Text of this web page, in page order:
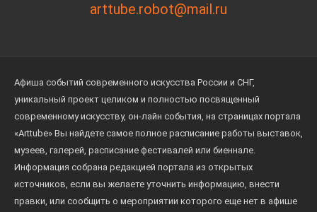
arttube.robot@mail.ru
Афиша событий современного искусства России и СНГ,
уникальный проект целиком и полностью посвященный
современному искусству, он-лайн события, на страницах портала
«Arttube» Вы найдете самое полное расписание работы выставок,
музеев, галерей, расписание фестивалей или биеннале.
Информация собрана редакцией портала из открытых
источников, если вы желаете уточнить информацию, внести
правки, или сообщить о мероприятии которого еще нет в афише